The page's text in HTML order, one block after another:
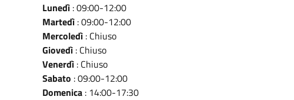
Lunedì: 09:00-12:00
Martedì: 09:00-12:00
Mercoledì: Chiuso
Giovedì: Chiuso
Venerdì: Chiuso
Sabato : 09:00-12:00
Domenica: 14:00-17:30